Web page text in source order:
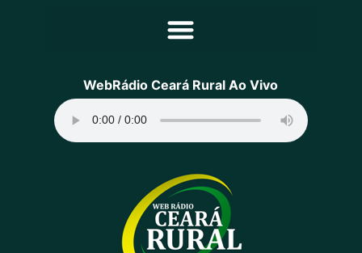
Principal
Programação
Equipe
Contato
Sobre
WebRádio Ceará Rural Ao Vivo